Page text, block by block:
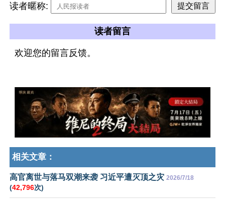
读者暱称:
读者留言
欢迎您的留言反馈。
相关文章：
高官离世与落马双潮来袭 习近平遭灭顶之灾 2026/7/18
(42,796次)